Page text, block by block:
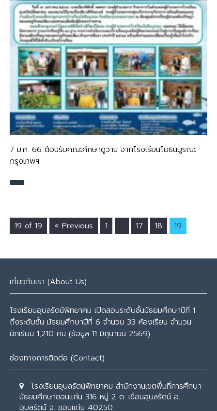
7 ม.ค. 66 ต้อนรับคณะศึกษาดูวาน จากโรงเรียนโยธินบูรณะ
กรุงเทพฯ
19 of 19 « Previous 1 … 17 18 19
เกี่ยวกับเรา (About Us)
โรงเรียนอุบลรัตน์พิทยาคม เปิดสอนระดับชั้นมัธยมศึกษาปีที่ 1
ถึงระดับชั้น มัธยมศึกษาปีที่ 6 จำนวน 33 ห้องเรียน จำนวน
นักเรียน 1,210 คน (ข้อมูล 11 มิถุนายน 2569)
ช่องทางการติดต่อ (Contact)
โรงเรียนอุบลรัตน์พิทยาคม สำนักงานเขตพื้นที่การศึกษา
มัธยมศึกษาขอนแก่น 316 หมู่ 2 ต. เขื่อนอุบลรัตน์ อ.
อุบลรัตน์ จ. ขอนแก่น 40250